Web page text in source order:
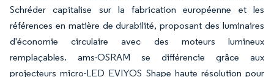
Schréder capitalise sur la fabrication européenne et les
références en matière de durabilité, proposant des luminaires
d'économie circulaire avec des moteurs lumineux
remplaçables. ams-OSRAM se différencie grâce aux
projecteurs micro-LED EVIYOS Shape haute résolution pour